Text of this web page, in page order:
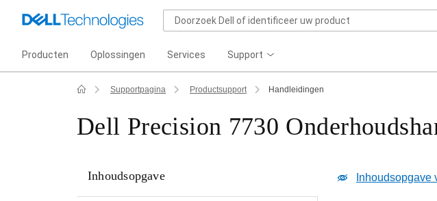
Producten Oplossingen Services Support
Supportpagina Productsupport Handleidingen
Dell Precision 7730
Inhoudsopgave Inhoudsopgave